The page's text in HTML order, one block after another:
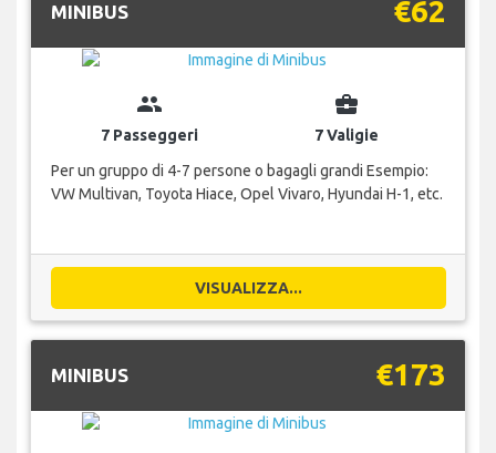
MINIBUS €62
group
7 Passeggeri
business_center
7 Valigie
Per un gruppo di 4-7 persone o bagagli grandi Esempio:
VW Multivan, Toyota Hiace, Opel Vivaro, Hyundai H-1, etc.
VISUALIZZA...
MINIBUS €173